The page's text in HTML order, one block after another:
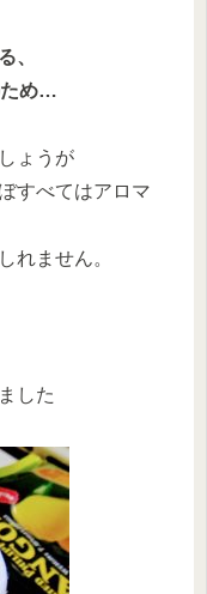
、
ため…
ょうが
すべてはアロマ
れません。
した